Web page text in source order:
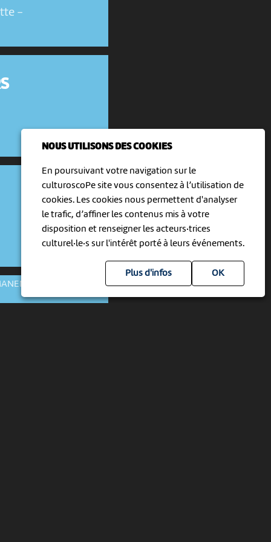
NOUS UTILISONS DES COOKIES
En poursuivant votre navigation sur le
culturoscoPe site vous consentez à l’utilisation de
cookies. Les cookies nous permettent d'analyser
le trafic, d’affiner les contenus mis à votre
disposition et renseigner les acteurs·trices
culturel·le·s sur l'intérêt porté à leurs événements.
Plus d'infos
-